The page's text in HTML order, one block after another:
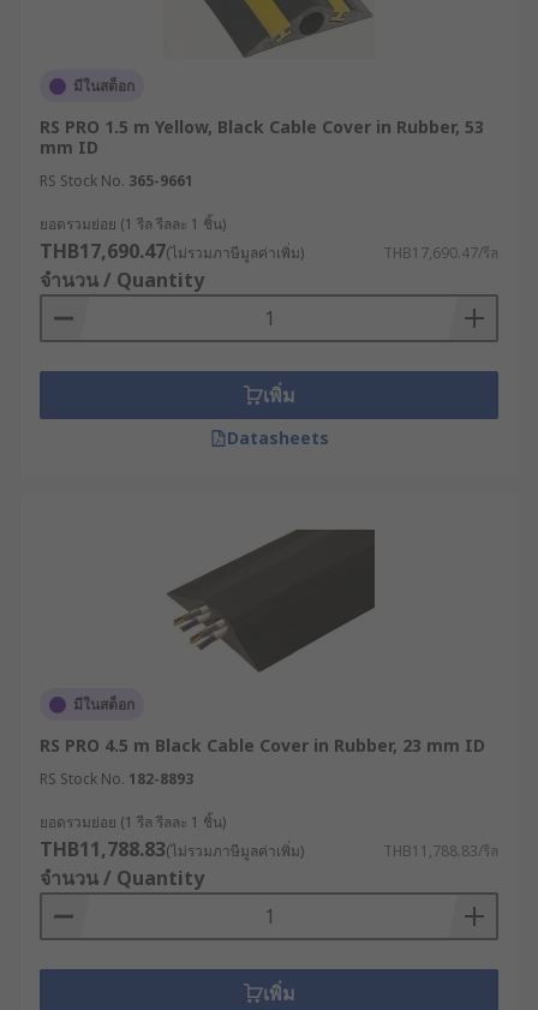
ความสวยงามและสีสัน : ในพื้นที่สำนักงาน อาจ
เลือกรางสีขาวหรือสีเทาเพื่อให้กลมกลืนกับผนัง
แต่ในพื้นที่ปฏิบัติงาน ควรเลือกรางที่มีสีสะดุดตา
มาตรฐานการป้องกันและสภาพแวดล้อม : ราง
เก็บสายไฟบางรุ่นได้รับการออกแบบให้ทนทาน
ต่อน้ำ ฝุ่นละออง หรือรังสี UV ซึ่งเป็นสเปกที่
สำคัญอย่างยิ่งสำหรับการติดตั้งใช้งานกลางแจ้ง
หรือในสภาพแวดล้อมทางอุตสาหกรรมที่สมบุก
สมบัน
พื้นผิวป้องกันการลื่นไถล : การออกแบบพื้นผิวให้
ต้องติดตั้งในบริเวณทางเดินเท้าหรือพื้นที่
สาธารณะ โดยเฉพาะในสภาพแวดล้อมที่มี
ความชื้นหรือมีผู้คนสัญจรพลุกพล่าน
ต้านทานลามไฟ (Flame-Retardant) ซึ่งเป็นข้อ
กำหนดที่สำคัญสำหรับการปฏิบัติตามมาตรฐาน
ความปลอดภัยในอาคารพาณิชย์และอาคาร
ความยืดหยุ่นและการต่อขยาย : รางเก็บสายไฟ
แบบโมดูลาร์ช่วยให้สามารถนำตัวรางหลาย ๆ
ต้องการ ทำให้มีความยืดหยุ่นสูงในการติดตั้งเมื่อ
มีการปรับเปลี่ยนโครงสร้างพื้นที่ หรือสำหรับการ
วางระบบชั่วคราว
ความสะดวกในการซ่อมบำรุง : การออกแบบให้
ฝาปิดเป็นแบบบานพับหรือสามารถถอดประกอบ
ได้ จะช่วยให้ช่างเทคนิคสามารถเปิดเข้าถึงสาย
ไฟเพื่อตรวจสอบหรือแก้ไขดัดแปลงได้ทันที ช่วย
ลดระยะเวลาในการซ่อมบำรุงและลดการหยุด
ชะงักของการทำงานได้อย่างมีประสิทธิภาพ
มีในสต็อก
RS PRO 1.5 m Yellow, Black Cable Cover in Rubber, 53
mm ID
RS Stock No. 365-9661
ยอดรวมย่อย (1 รีล รีลละ 1 ชิ้น)
THB17,690.47(ไม่รวมภาษีมูลค่าเพิ่ม) THB17,690.47/รีล
จำนวน / Quantity
เพิ่ม
Datasheets
มีในสต็อก
RS PRO 4.5 m Black Cable Cover in Rubber, 23 mm ID
RS Stock No. 182-8893
ยอดรวมย่อย (1 รีล รีลละ 1 ชิ้น)
THB11,788.83(ไม่รวมภาษีมูลค่าเพิ่ม) THB11,788.83/รีล
จำนวน / Quantity
เพิ่ม